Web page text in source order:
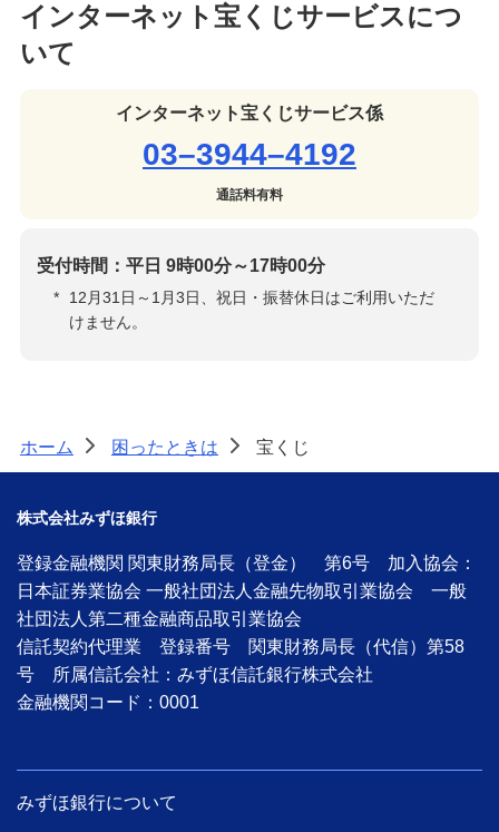
宝くじ
みずほチャットサポート
みずほ銀行手話通訳サービス
教えてみずほさん（資産運用相談専用LINE公
式アカウント）
マネー・ローンダリングについて
詳しく知りたいときは
よくあるご質問
みずほ銀行について
インターネット宝くじサービスにつ
いて
インターネット宝くじサービス係
03–3944–4192
通話料有料
受付時間：平日 9時00分～17時00分
*
12月31日～1月3日、祝日・振替休日はご利用いただ
けません。
ホーム > 困ったときは > 宝くじ
株式会社みずほ銀行
登録金融機関 関東財務局長（登金） 第6号 加入協会：
日本証券業協会 一般社団法人金融先物取引業協会 一般
社団法人第二種金融商品取引業協会
信託契約代理業 登録番号 関東財務局長（代信）第58
号 所属信託会社：みずほ信託銀行株式会社
金融機関コード：0001
みずほ銀行について